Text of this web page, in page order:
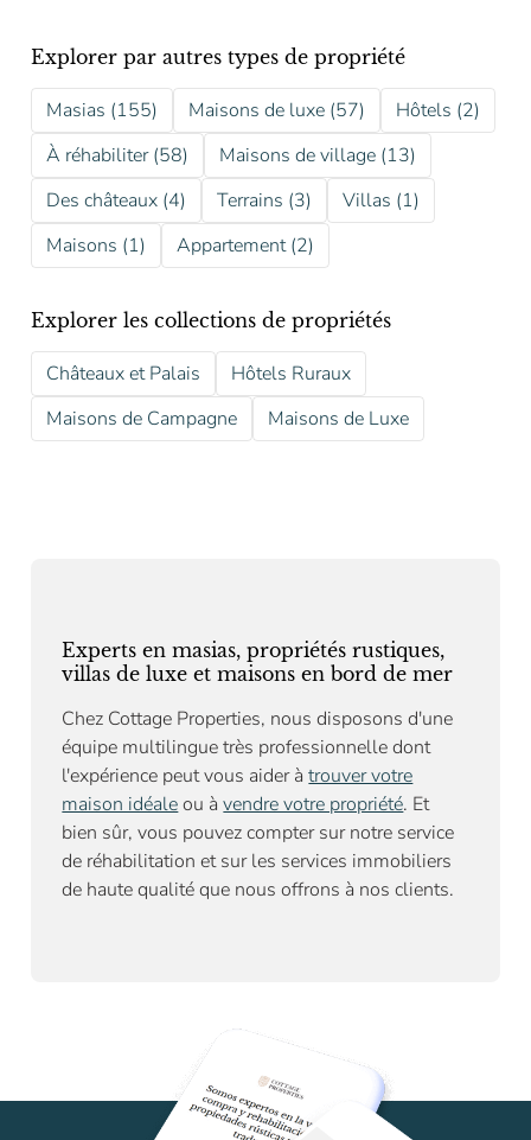
Explorer par autres types de propriété
Masias (155) Maisons de luxe (57)
Hôtels (2)
À réhabiliter (58)
Maisons de village (13)
Des châteaux (4)
Terrains (3)
Villas (1)
Maisons (1)
Appartement (2)
Explorer les collections de propriétés
Châteaux et Palais
Hôtels Ruraux
Maisons de Campagne
Maisons de Luxe
Experts en masias, propriétés rustiques,
villas de luxe et maisons en bord de mer
Chez Cottage Properties, nous disposons d'une
équipe multilingue très professionnelle dont
l'expérience peut vous aider àtrouver votre
maison idéaleou àvendre votre propriété. Et
bien sûr, vous pouvez compter sur notre service
de réhabilitation et sur les services immobiliers
de haute qualité que nous offrons à nos clients.